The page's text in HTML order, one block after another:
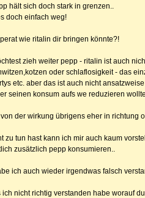
hält sich doch stark in grenzen..
doch einfach weg!
wie ritalin dir bringen könnte?!
zieh weiter pepp - ritalin ist auch
oder schlaflosigkeit - das
etc. aber das ist auch nicht
seinen konsum aufs we reduzieren
der wirkung übrigens eher in
zu tun hast kann ich mir auch kaum
zusätzlich pepp konsumieren..
ich auch wieder irgendwas falsch
nicht richtig verstanden habe worauf